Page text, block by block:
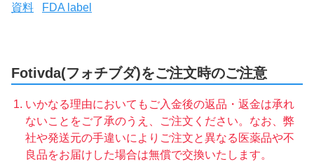
資料 FDA label
Fotivda(フォチブダ)をご注文時のご注意
いかなる理由においてもご入金後の返品・返金は承れ
ないことをご了承のうえ、ご注文ください。なお、弊
社や発送元の手違いによりご注文と異なる医薬品や不
良品をお届けした場合は無償で交換いたします。